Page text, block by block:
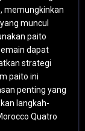
memungkinkan
muncul
paito
dapat
strategi
paito ini
penting yang
langkah-
Quatro